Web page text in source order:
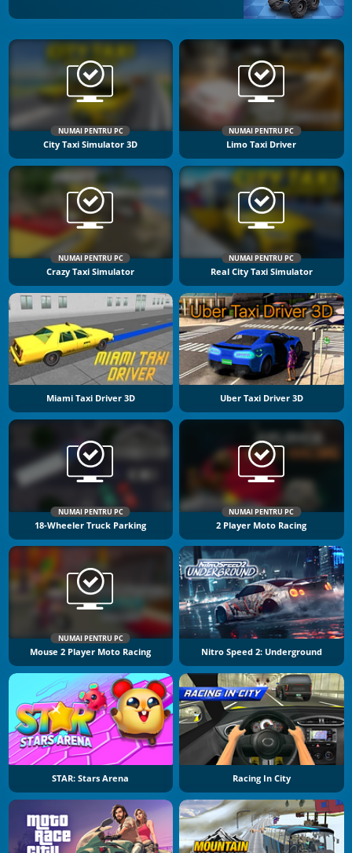
NUMAI PENTRU PC
City Taxi Simulator 3D
NUMAI PENTRU PC
Limo Taxi Driver
NUMAI PENTRU PC
Crazy Taxi Simulator
NUMAI PENTRU PC
Real City Taxi Simulator
Miami Taxi Driver 3D Uber Taxi Driver 3D
NUMAI PENTRU PC
18-Wheeler Truck Parking
NUMAI PENTRU PC
2 Player Moto Racing
NUMAI PENTRU PC
Mouse 2 Player Moto Racing Nitro Speed 2: Underground
STAR: Stars Arena Racing In City